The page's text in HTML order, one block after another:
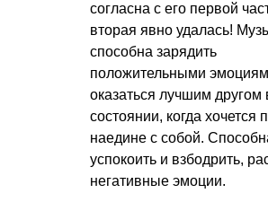
согласна с его первой
вторая явно удалась!
способна зарядить
положительными
оказаться лучшим другом
состоянии, когда хочется
наедине с собой.
успокоить и взбодрить,
негативные эмоции.